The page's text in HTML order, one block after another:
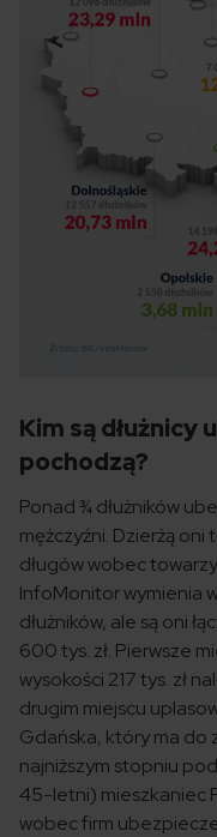
Kim są dłużnicy
pochodzą?
Ponad ¾ dłużników
mężczyźni. Dzierżą
długów wobec
InfoMonitor wymienia
dłużników, ale są oni
600 tys. zł. Pierwsze
wysokości 217 tys. zł
drugim miejscu
Gdańska, który ma do
najniższym stopniu
45-letni) mieszkaniec
wobec firm